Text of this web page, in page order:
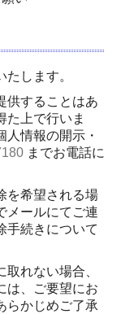
します。
供することはあ
た上で行いま
情報の開示・
までお電話に
を希望される場
メールにてご連
手続きについて
れない場合、
は、ご要望にお
らかじめご了承